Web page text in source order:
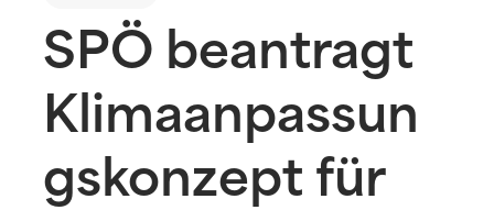
SPÖ beantragt
Klimaanpassun
gskonzept für